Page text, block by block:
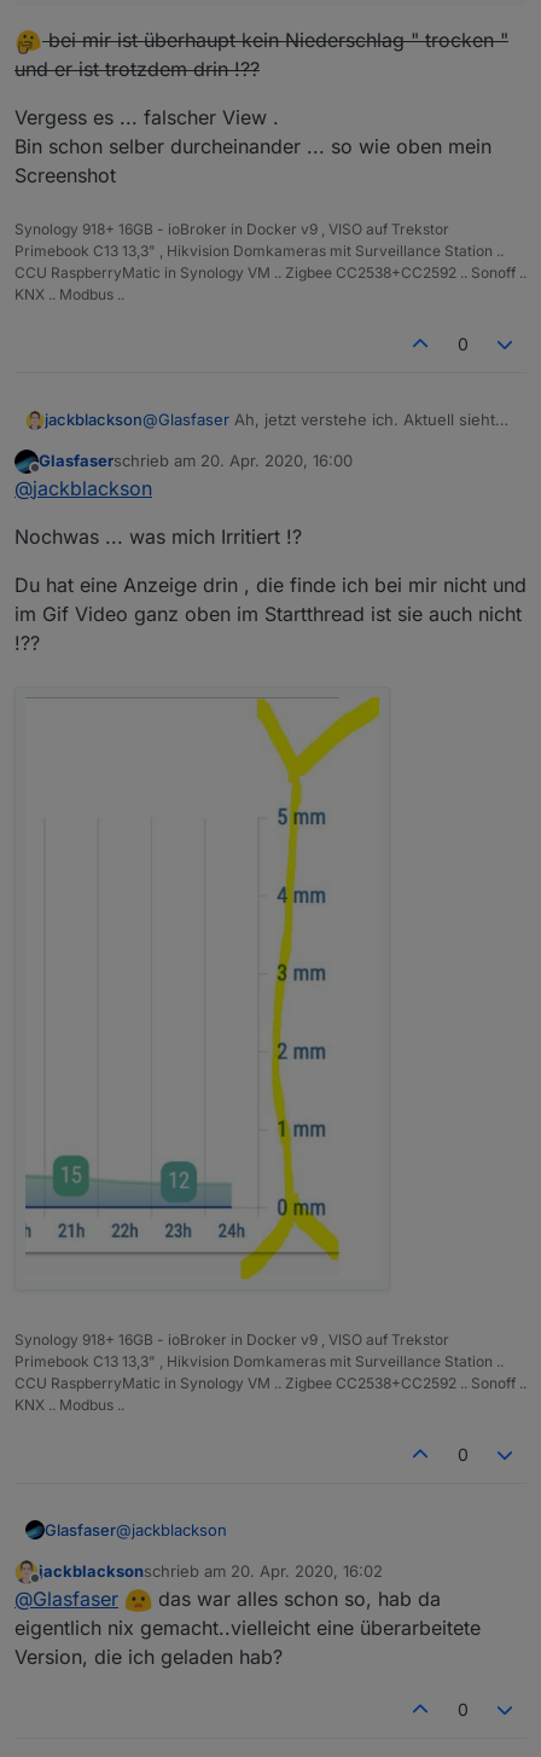
bei mir ist überhaupt kein Niederschlag " trocken "
und er ist trotzdem drin !??
Vergess es ... falscher View .
Bin schon selber durcheinander ... so wie oben mein
Screenshot
Synology 918+ 16GB - ioBroker in Docker v9 , VISO auf Trekstor
Primebook C13 13,3" , Hikvision Domkameras mit Surveillance Station ..
CCU RaspberryMatic in Synology VM .. Zigbee CC2538+CC2592 .. Sonoff ..
KNX .. Modbus ..
0
jackblackson@Glasfaser Ah, jetzt verstehe ich. Aktuell sieht
Niederschlag verschwindet glaub ich wenn es
den ganzen Zeitraum über 0 ist, dann ist es gar
Offline
Glasfaserschrieb am 20. Apr. 2020, 16:00
zuletzt editiert von
@jackblackson
Nochwas ... was mich Irritiert !?
Du hat eine Anzeige drin , die finde ich bei mir nicht und
im Gif Video ganz oben im Startthread ist sie auch nicht
!??
Synology 918+ 16GB - ioBroker in Docker v9 , VISO auf Trekstor
Primebook C13 13,3" , Hikvision Domkameras mit Surveillance Station ..
CCU RaspberryMatic in Synology VM .. Zigbee CC2538+CC2592 .. Sonoff ..
KNX .. Modbus ..
0
Glasfaser@jackblackson
Nochwas ... was mich Irritiert !?
Du hat eine Anzeige drin , die finde ich bei mir nicht
und im Gif Video ganz oben im Startthread ist sie
auch nicht !??
Offline
jackblacksonschrieb am 20. Apr. 2020, 16:02
zuletzt editiert von
@Glasfaser
das war alles schon so, hab da
eigentlich nix gemacht..vielleicht eine überarbeitete
Version, die ich geladen hab?
0